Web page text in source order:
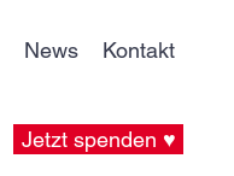
Jetzt spenden ♥
News Kontakt